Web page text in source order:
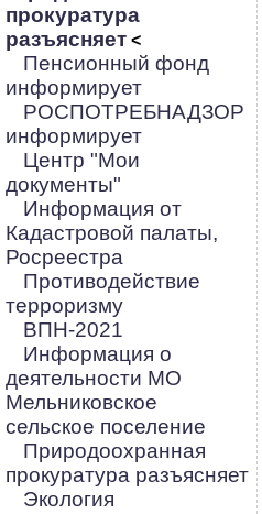
прокуратура
разъясняет <
Пенсионный фонд
информирует
РОСПОТРЕБНАДЗОР
информирует
Центр "Мои
документы"
Информация от
Кадастровой палаты,
Росреестра
Противодействие
терроризму
ВПН-2021
Информация о
деятельности МО
Мельниковское
сельское поселение
Природоохранная
прокуратура разъясняет
Экология